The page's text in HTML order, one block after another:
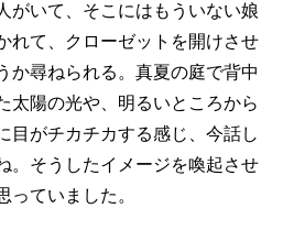
がいて、そこにはもういない娘
れて、クローゼットを開けさせ
か尋ねられる。真夏の庭で背中
太陽の光や、明るいところから
目がチカチカする感じ、今話し
。そうしたイメージを喚起させ
っていました。